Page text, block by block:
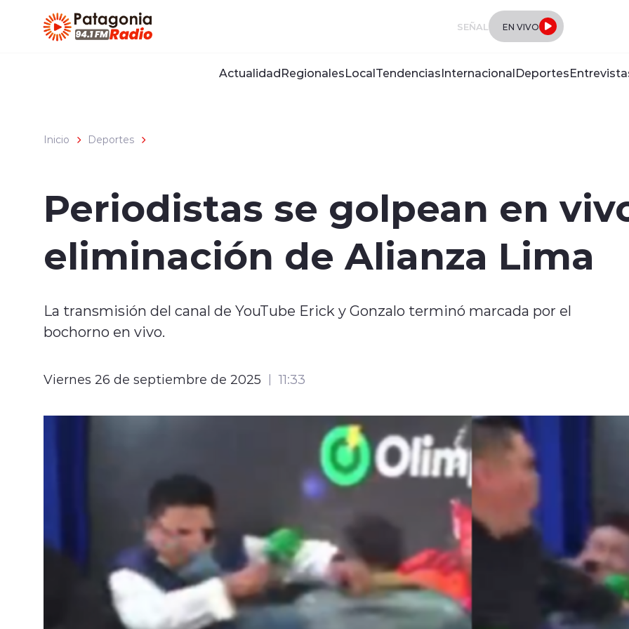
SEÑAL EN VIVO
ActualidadRegionalesLocalTendenciasInternacionalDeportes
Inicio Deportes
Periodistas se golpean en
eliminación de Alianza Lima
La transmisión del canal de YouTube Erick y Gonzalo terminó marcada por el
bochorno en vivo.
Viernes 26 de septiembre de 2025 11:33